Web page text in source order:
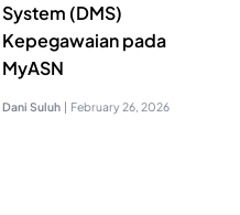
System (DMS)
Kepegawaian pada
MyASN
Dani Suluh | February 26, 2026